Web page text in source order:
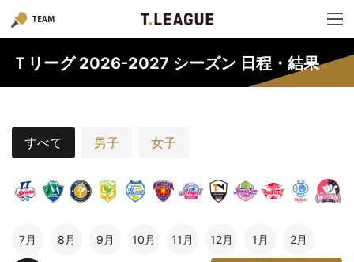
TEAM
Ｔリーグ 2026-2027 シーズン 日程・結果
すべて 男子 女子
7月 8月 9月 10月 11月 12月 1月 2月